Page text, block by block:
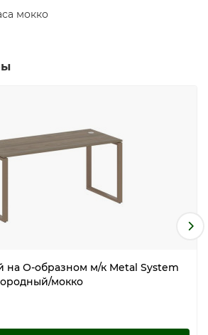
мокко
на О-образном м/к Metal System
мокко